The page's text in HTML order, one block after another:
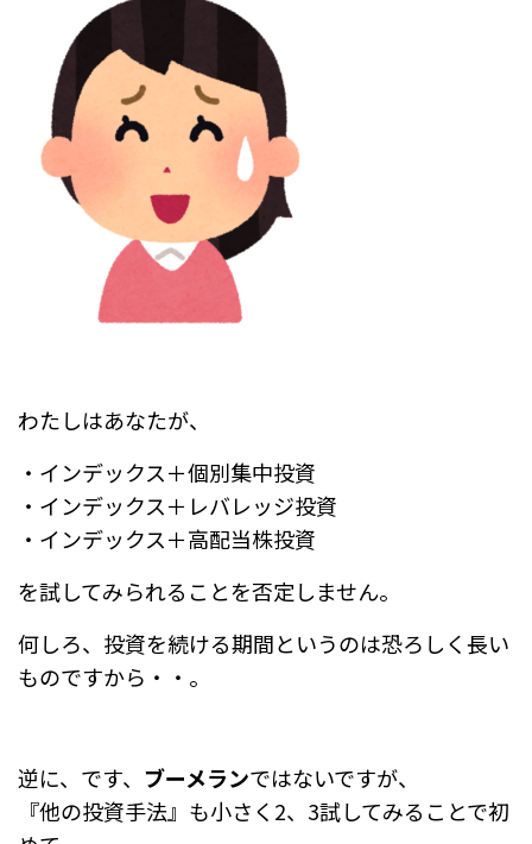
わたしはあなたが、
・インデックス＋個別集中投資
・インデックス＋レバレッジ投資
・インデックス＋高配当株投資
を試してみられることを否定しません。
何しろ、投資を続ける期間というのは恐ろしく長い
ものですから・・。
逆に、です、 ブーメランではないですが、
『他の投資手法』も小さく2、3試してみることで初